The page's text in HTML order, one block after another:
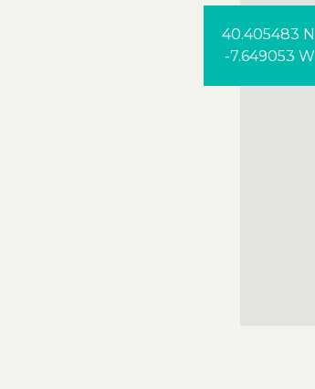
40.405483 N
-7.649053 W